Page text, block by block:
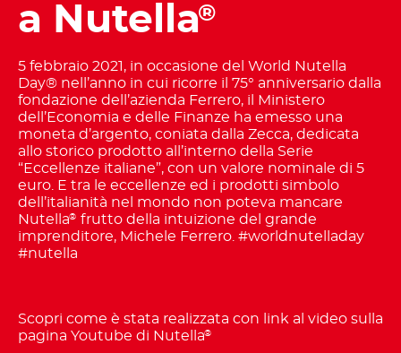
a Nutella®
5 febbraio 2021, in occasione del World Nutella
Day® nell’anno in cui ricorre il 75° anniversario dalla
fondazione dell’azienda Ferrero, il Ministero
dell’Economia e delle Finanze ha emesso una
moneta d’argento, coniata dalla Zecca, dedicata
allo storico prodotto all’interno della Serie
“Eccellenze italiane”, con un valore nominale di 5
euro. E tra le eccellenze ed i prodotti simbolo
dell’italianità nel mondo non poteva mancare
Nutella® frutto della intuizione del grande
imprenditore, Michele Ferrero. #worldnutelladay
#nutella
Scopri come è stata realizzata con link al video sulla
pagina Youtube di Nutella®